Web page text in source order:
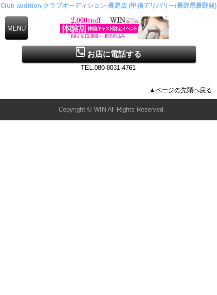
Club audition-クラブオーディション-長野店 (甲信デリバリー/長野県長野発)
お店に電話する
TEL.080-8031-4761
▲ページの先頭へ戻る
Copyright © WIN All Rights Reserved.